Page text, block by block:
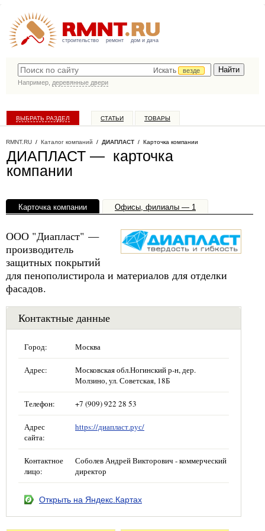
строительство ремонт дом и дача
Искать
везде
Например, деревянные двери
ВЫБРАТЬ РАЗДЕЛ СТАТЬИ ТОВАРЫ
RMNT.RU / Каталог компаний / ДИАПЛАСТ / Карточка компании
ДИАПЛАСТ — карточка
компании
Карточка компании Офисы, филиалы — 1
ООО "Диапласт" —
производитель
защитных покрытий
для пенополистирола и материалов для отделки
фасадов.
Контактные данные
Город: Москва
Адрес:
Московская обл.Ногинский р-н, дер.
Молзино, ул. Советская, 18Б
Телефон: +7 (909) 922 28 53
Адрес
сайта:
https://диапласт.рус/
Контактное
лицо:
Соболев Андрей Викторович - коммерческий
директор
Открыть на Яндекс.Картах